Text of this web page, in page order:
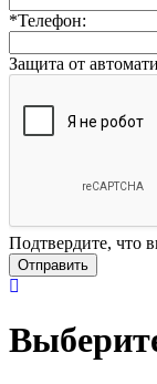
*Телефон:
Защита от
Подтвердите, что